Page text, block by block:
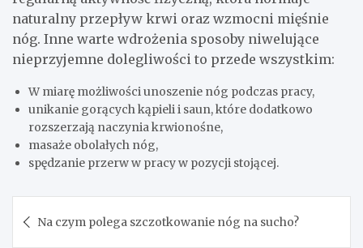
naturalny przepływ krwi oraz wzmocni mięśnie
nóg. Inne warte wdrożenia sposoby niwelujące
nieprzyjemne dolegliwości to przede wszystkim:
W miarę możliwości unoszenie nóg podczas pracy,
unikanie gorących kąpieli i saun, które dodatkowo
rozszerzają naczynia krwionośne,
masaże obolałych nóg,
spędzanie przerw w pracy w pozycji stojącej.
wpisu
Na czym polega szczotkowanie nóg na sucho?